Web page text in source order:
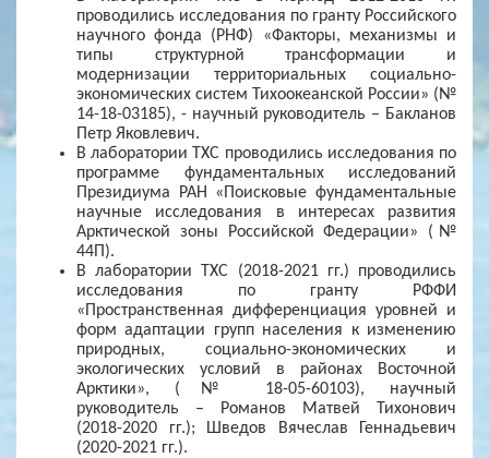
проводились исследования по гранту Российского
научного фонда (РНФ) «Факторы, механизмы и
типы структурной трансформации и
модернизации территориальных социально-
экономических систем Тихоокеанской России» (№
14-18-03185), - научный руководитель – Бакланов
Петр Яковлевич.
В лаборатории ТХС проводились исследования по
программе фундаментальных исследований
Президиума РАН «Поисковые фундаментальные
научные исследования в интересах развития
Арктической зоны Российской Федерации» (№
44П).
В лаборатории ТХС (2018-2021 гг.) проводились
исследования по гранту РФФИ
«Пространственная дифференциация уровней и
форм адаптации групп населения к изменению
природных, социально-экономических и
экологических условий в районах Восточной
Арктики», (№ 18-05-60103), научный
руководитель – Романов Матвей Тихонович
(2018-2020 гг.); Шведов Вячеслав Геннадьевич
(2020-2021 гг.).